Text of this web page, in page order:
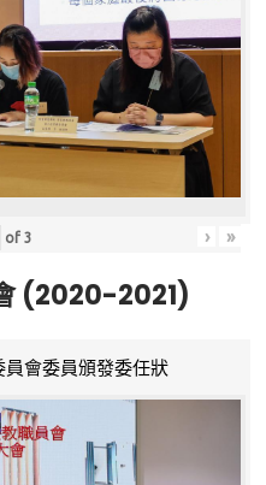
of3 › »
(2020-2021)
會委員頒發委任狀